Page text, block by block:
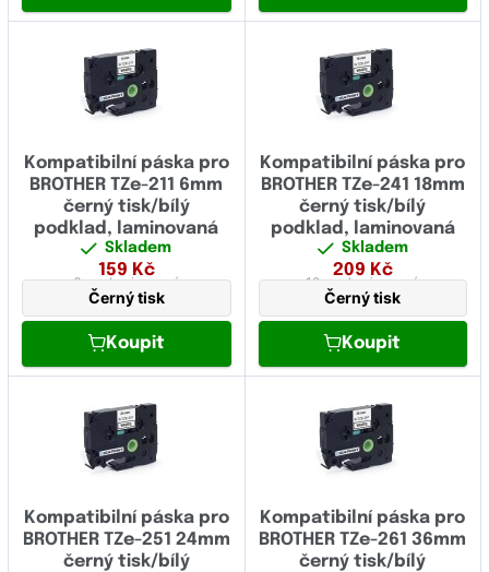
Oranžový(1)
Zlatý (3)
Bílý(7)
Zlatý(1)
Černý(0)
Kompatibilní páska pro
BROTHER TZe-211 6mm
černý tisk/bílý
podklad, laminovaná
Skladem
159 Kč
6 mmlaminovaná
Černý tisk
Koupit
Kompatibilní páska pro
BROTHER TZe-241 18mm
černý tisk/bílý
podklad, laminovaná
Skladem
209 Kč
18 mmlaminovaná
Černý tisk
Koupit
Kompatibilní páska pro
BROTHER TZe-251 24mm
černý tisk/bílý
Kompatibilní páska pro
BROTHER TZe-261 36mm
černý tisk/bílý